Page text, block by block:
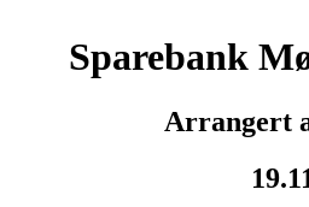
Sparebank
Arrangert